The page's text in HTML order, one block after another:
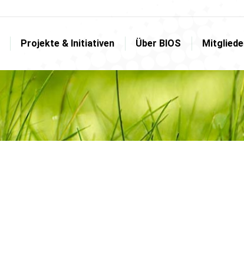
Projekte & Initiativen Über BIOS
Projekte & Initiativen Über BIOS